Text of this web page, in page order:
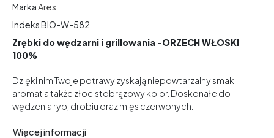
MarkaAres
IndeksBIO-W-582
Zrębki do wędzarni i grillowania -ORZECH WŁOSKI
100%
Dzięki nim Twoje potrawy zyskają niepowtarzalny smak,
aromat a także złocistobrązowy kolor. Doskonałe do
wędzenia ryb, drobiu oraz mięs czerwonych.
Więcej informacji